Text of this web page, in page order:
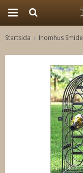
Startsida Inomhus Smide